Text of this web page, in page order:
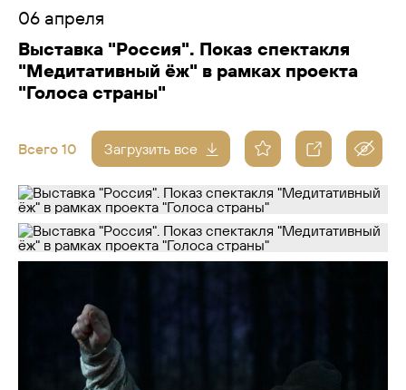
06 апреля
Выставка "Россия". Показ спектакля
"Медитативный ёж" в рамках проекта
"Голоса страны"
Всего 10 Загрузить все